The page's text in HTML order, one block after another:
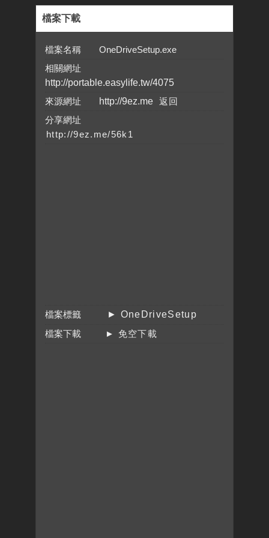
檔案下載
檔案名稱 OneDriveSetup.exe
相關網址
http://portable.easylife.tw/4075
來源網址
http://9ez.me
分享網址
檔案標籤
► OneDriveSetup
檔案下載